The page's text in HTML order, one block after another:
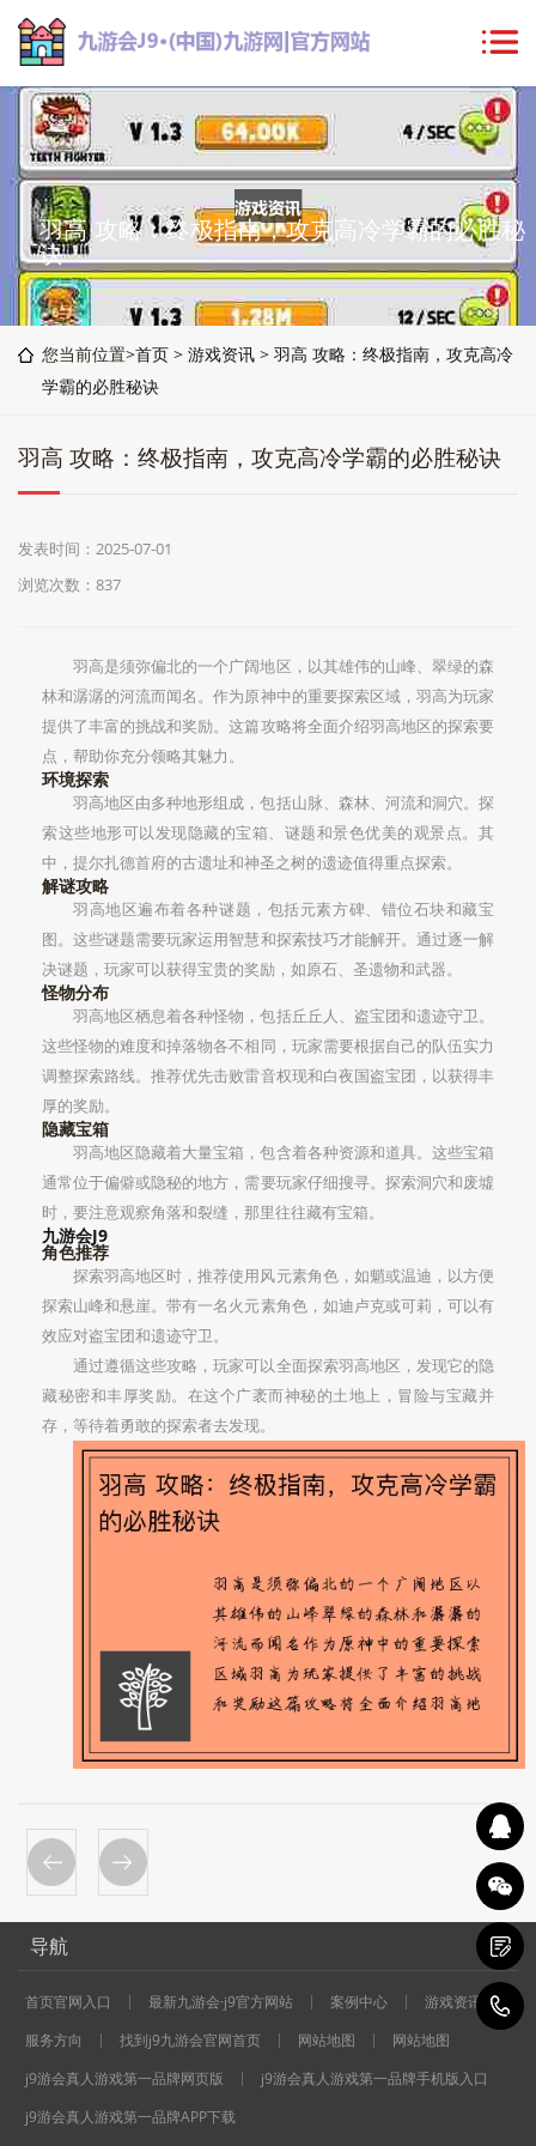
羽高 攻略：终极指南，攻克高冷学霸的必胜秘
诀
您当前位置>首页 > 游戏资讯 > 羽高 攻略：终极指南，攻克高冷
学霸的必胜秘诀
羽高 攻略：终极指南，攻克高冷学霸的必胜秘诀
发表时间：2025-07-01
浏览次数：837
羽高是须弥偏北的一个广阔地区，以其雄伟的山峰、翠绿的森
林和潺潺的河流而闻名。作为原神中的重要探索区域，羽高为玩家
提供了丰富的挑战和奖励。这篇攻略将全面介绍羽高地区的探索要
点，帮助你充分领略其魅力。
环境探索
羽高地区由多种地形组成，包括山脉、森林、河流和洞穴。探
索这些地形可以发现隐藏的宝箱、谜题和景色优美的观景点。其
中，提尔扎德首府的古遗址和神圣之树的遗迹值得重点探索。
解谜攻略
羽高地区遍布着各种谜题，包括元素方碑、错位石块和藏宝
图。这些谜题需要玩家运用智慧和探索技巧才能解开。通过逐一解
决谜题，玩家可以获得宝贵的奖励，如原石、圣遗物和武器。
怪物分布
羽高地区栖息着各种怪物，包括丘丘人、盗宝团和遗迹守卫。
这些怪物的难度和掉落物各不相同，玩家需要根据自己的队伍实力
调整探索路线。推荐优先击败雷音权现和白夜国盗宝团，以获得丰
厚的奖励。
隐藏宝箱
羽高地区隐藏着大量宝箱，包含着各种资源和道具。这些宝箱
通常位于偏僻或隐秘的地方，需要玩家仔细搜寻。探索洞穴和废墟
时，要注意观察角落和裂缝，那里往往藏有宝箱。
九游会J9
角色推荐
探索羽高地区时，推荐使用风元素角色，如魈或温迪，以方便
探索山峰和悬崖。带有一名火元素角色，如迪卢克或可莉，可以有
效应对盗宝团和遗迹守卫。
通过遵循这些攻略，玩家可以全面探索羽高地区，发现它的隐
藏秘密和丰厚奖励。在这个广袤而神秘的土地上，冒险与宝藏并
存，等待着勇敢的探索者去发现。
导航
首页官网入口 最新九游会·j9官方网站 案例中心
游戏资讯
服务方向
找到j9九游会官网首页 网站地图
网站地图
j9游会真人游戏第一品牌网页版
j9游会真人游戏第一品牌手机版入口
j9游会真人游戏第一品牌APP下载